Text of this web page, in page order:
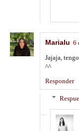
Marialu 6
Jajaja,
^^
Responder